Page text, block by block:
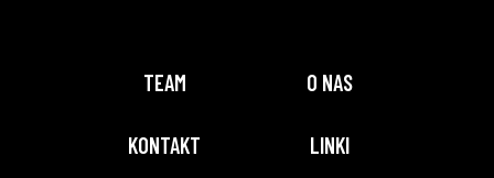
TEAM O NAS
KONTAKT LINKI